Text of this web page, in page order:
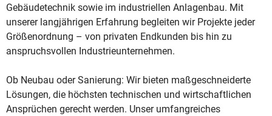
Gebäudetechnik sowie im industriellen Anlagenbau. Mit
unserer langjährigen Erfahrung begleiten wir Projekte jeder
Größenordnung – von privaten Endkunden bis hin zu
anspruchsvollen Industrieunternehmen.
Ob Neubau oder Sanierung: Wir bieten maßgeschneiderte
Lösungen, die höchsten technischen und wirtschaftlichen
Ansprüchen gerecht werden. Unser umfangreiches